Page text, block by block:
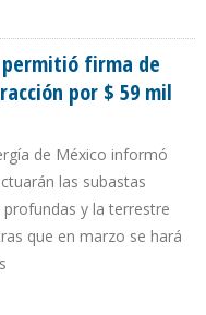
firma de
por $ 59 mil
de México informó
las subastas
y la terrestre
que en marzo se hará